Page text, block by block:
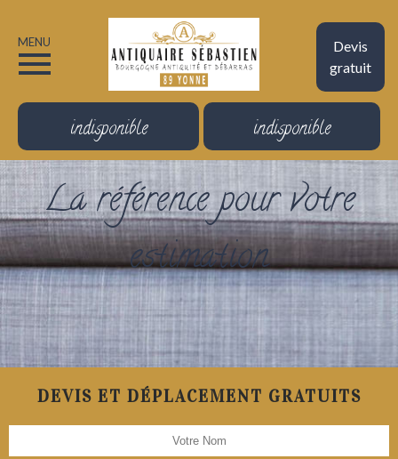
Devis
gratuit
MENU
indisponible indisponible
La référence pour votre
estimation
DEVIS ET DÉPLACEMENT GRATUITS